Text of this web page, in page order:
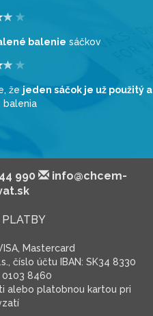
balenie sáčkov
že jeden sáčok je už použitý a
balenia
990
info@chcem-
PLATBY
Mastercard
číslo účtu IBAN: SK34 8330
8460
alebo platobnou kartou pri